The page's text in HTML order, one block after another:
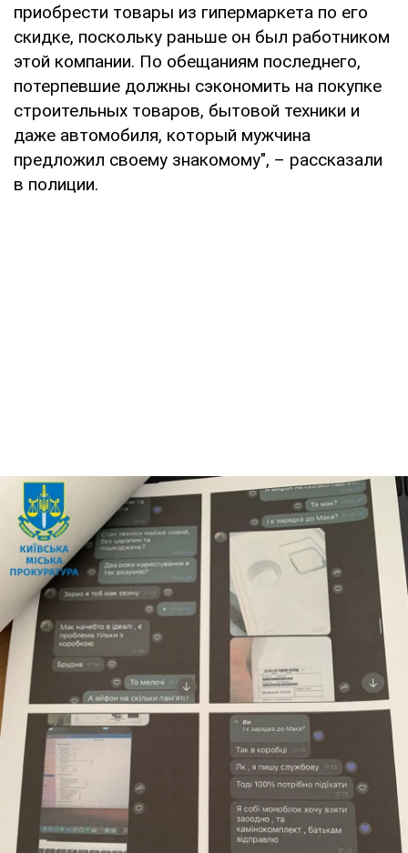
приобрести товары из гипермаркета по его
скидке, поскольку раньше он был работником
этой компании. По обещаниям последнего,
потерпевшие должны сэкономить на покупке
строительных товаров, бытовой техники и
даже автомобиля, который мужчина
предложил своему знакомому", – рассказали
в полиции.